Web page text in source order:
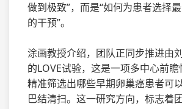
做到极致”，而是“如何为患者选择
的干预”。
涂画教授介绍，团队正同步推进由
的LOVE试验，这是一项多中心前
精准筛选出哪些早期卵巢癌患者可
巴结清扫。这一研究方向，标志着